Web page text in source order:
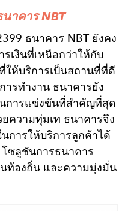
าคาร NBT
ธนาคาร NBT ยังคง
เงินที่เหนือกว่าให้กับ
ห้บริการเป็นสถานที่ที่ดี
รทำงาน ธนาคารยัง
นการแข่งขันที่สำคัญที่สุด
ความทุ่มเท ธนาคารจึง
การให้บริการลูกค้าได้
ซลูชันการธนาคาร
ท้องถิ่น และความมุ่งมั่น